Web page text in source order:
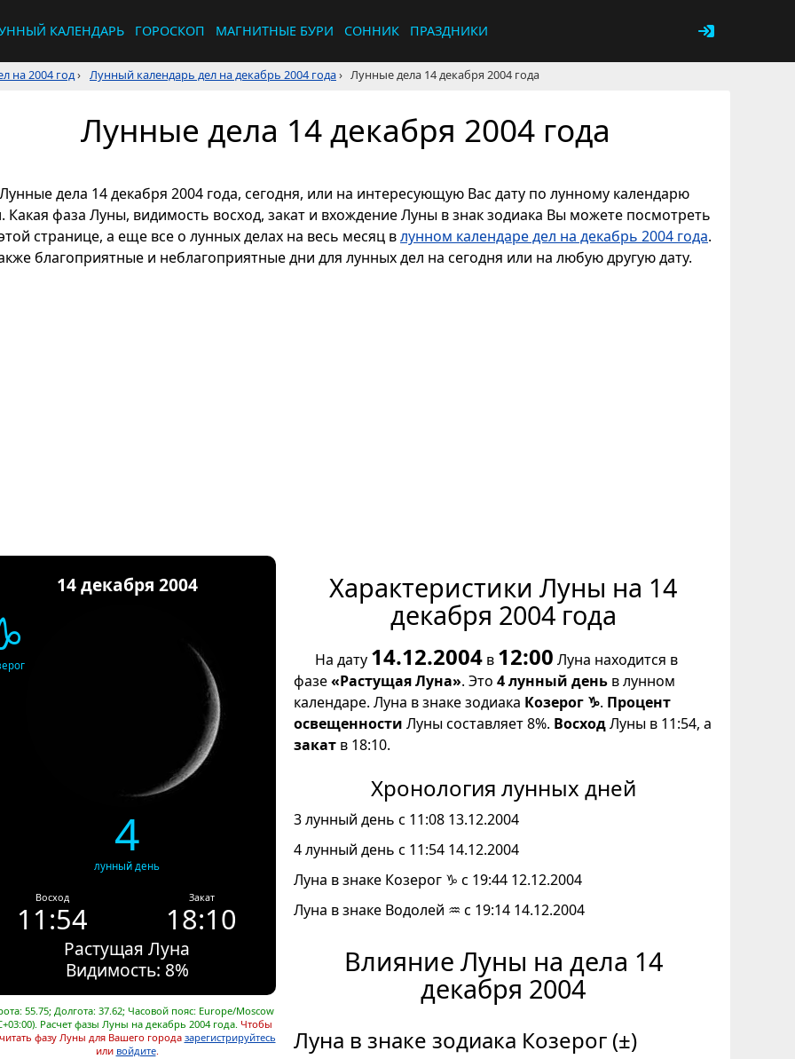
КАЛЕНДАРЬ ГОРОСКОП МАГНИТНЫЕ БУРИ СОННИК ПРАЗДНИКИ
на 2004 год› Лунный календарь дел на декабрь 2004 года› Лунные дела 14 декабря 2004 года
Лунные дела 14 декабря 2004 года
Лунные дела 14 декабря 2004 года, сегодня, или на интересующую Вас дату по лунному календарю
Какая фаза Луны, видимость восход, закат и вхождение Луны в знак зодиака Вы можете посмотреть
странице, а еще все о лунных делах на весь месяц влунном календаре дел на декабрь 2004 года.
благоприятные и неблагоприятные дни для лунных дел на сегодня или на любую другую дату.
14 декабря 2004
4
лунный день
Восход
11:54
Закат
18:10
Растущая Луна
Видимость: 8%
55.75; Долгота: 37.62; Часовой пояс: Europe/Moscow
Расчет фазы Луны на декабрь 2004 года. Чтобы
фазу Луны для Вашего города зарегистрируйтесь
или войдите.
Характеристики Луны на 14
декабря 2004 года
На дату 14.12.2004 в 12:00 Луна находится в
фазе«Растущая Луна». Это 4 лунный день в лунном
календаре. Луна в знаке зодиака Козерог ♑. Процент
освещенности Луны составляет 8%. ВосходЛуны в 11:54, а
закат в 18:10.
Хронология лунных дней
3 лунный день с 11:08 13.12.2004
4 лунный день с 11:54 14.12.2004
Луна в знаке Козерог ♑ с 19:44 12.12.2004
Луна в знаке Водолей ♒ с 19:14 14.12.2004
Влияние Луны на дела 14
декабря 2004
Луна в знаке зодиака Козерог (±)